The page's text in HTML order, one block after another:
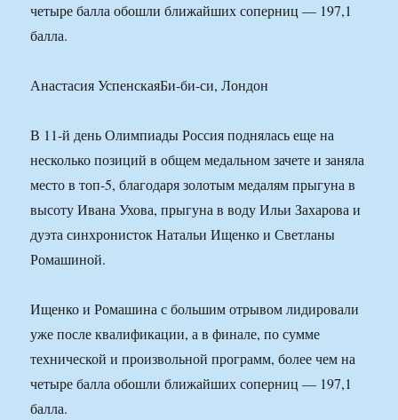
четыре балла обошли ближайших соперниц — 197,1
балла.
Анастасия УспенскаяБи-би-си, Лондон
В 11-й день Олимпиады Россия поднялась еще на
несколько позиций в общем медальном зачете и заняла
место в топ-5, благодаря золотым медалям прыгуна в
высоту Ивана Ухова, прыгуна в воду Ильи Захарова и
дуэта синхронисток Натальи Ищенко и Светланы
Ромашиной.
Ищенко и Ромашина с большим отрывом лидировали
уже после квалификации, а в финале, по сумме
технической и произвольной программ, более чем на
четыре балла обошли ближайших соперниц — 197,1
балла.